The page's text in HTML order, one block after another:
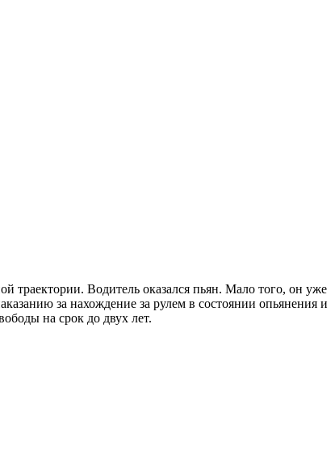
траектории. Водитель оказался пьян. Мало того, он уже
за нахождение за рулем в состоянии опьянения и
на срок до двух лет.